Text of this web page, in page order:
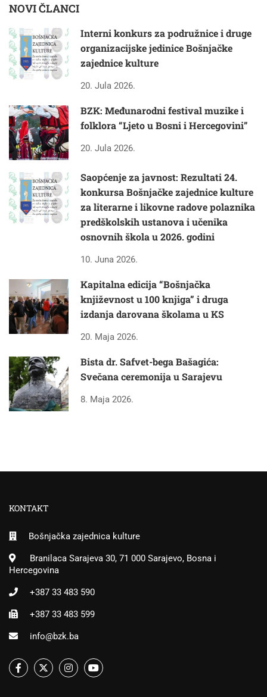
NOVI ČLANCI
Interni konkurs za podružnice i druge
organizacijske jedinice Bošnjačke
zajednice kulture
20. Jula 2026.
BZK: Međunarodni festival muzike i
folklora “Ljeto u Bosni i Hercegovini”
20. Jula 2026.
Saopćenje za javnost: Rezultati 24.
konkursa Bošnjačke zajednice kulture
za literarne i likovne radove polaznika
predškolskih ustanova i učenika
osnovnih škola u 2026. godini
10. Juna 2026.
Kapitalna edicija “Bošnjačka
književnost u 100 knjiga” i druga
izdanja darovana školama u KS
20. Maja 2026.
Bista dr. Safvet-bega Bašagića:
Svečana ceremonija u Sarajevu
8. Maja 2026.
KONTAKT
Bošnjačka zajednica kulture
Branilaca Sarajeva 30, 71 000 Sarajevo, Bosna i
Hercegovina
+387 33 483 590
+387 33 483 599
info@bzk.ba